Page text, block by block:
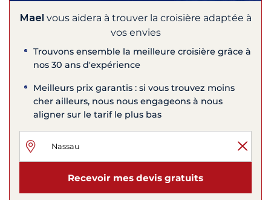
Mael vous aidera à trouver la croisière adaptée à
vos envies
Trouvons ensemble la meilleure croisière grâce à
nos 30 ans d'expérience
Meilleurs prix garantis : si vous trouvez moins
cher ailleurs, nous nous engageons à nous
aligner sur le tarif le plus bas
Recevoir mes devis gratuits